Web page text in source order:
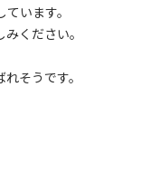
います。
ください。
そうです。